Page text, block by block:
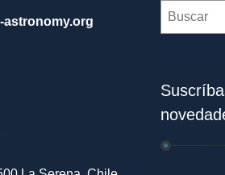
astronomy.org
Search